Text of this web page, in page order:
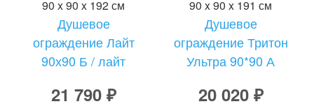
90 x 90 x 192 см
Душевое
ограждение Лайт
90х90 Б / лайт
21 790 ₽
90 x 90 x 191 см
Душевое
ограждение Тритон
Ультра 90*90 А
20 020 ₽